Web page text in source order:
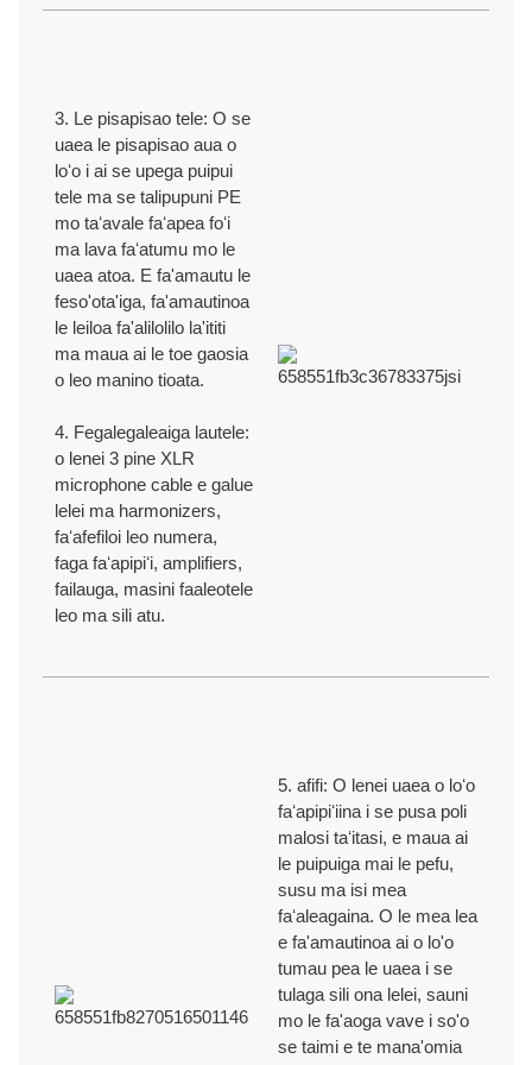
3. Le pisapisao tele: O se
uaea le pisapisao aua o
loʻo i ai se upega puipui
tele ma se talipupuni PE
mo taʻavale faʻapea foʻi
ma lava faʻatumu mo le
uaea atoa. E fa'amautu le
feso'ota'iga, fa'amautinoa
le leiloa fa'alilolilo la'ititi
ma maua ai le toe gaosia
o leo manino tioata.
4. Fegalegaleaiga lautele:
o lenei 3 pine XLR
microphone cable e galue
lelei ma harmonizers,
faʻafefiloi leo numera,
faga faʻapipiʻi, amplifiers,
failauga, masini faaleotele
leo ma sili atu.
5. afifi: O lenei uaea o loʻo
faʻapipiʻiina i se pusa poli
malosi taʻitasi, e maua ai
le puipuiga mai le pefu,
susu ma isi mea
faʻaleagaina. O le mea lea
e fa'amautinoa ai o lo'o
tumau pea le uaea i se
tulaga sili ona lelei, sauni
mo le fa'aoga vave i so'o
se taimi e te mana'omia
Matou te tuʻuina atu lagolago faʻapitoa faʻapolofesa ma 30 + tausaga
OEM / ODM gaosiga ma faʻamatalaga fou.
TUSITISI
ISO9001/ ISO9002/RoHS /CE/REACH/Kalefonia Fautuaga 65.